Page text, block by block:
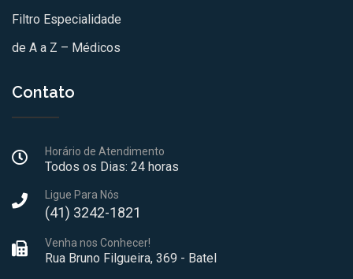
Filtro Especialidade
de A a Z – Médicos
Contato
Horário de Atendimento
Todos os Dias: 24 horas
Ligue Para Nós
(41) 3242-1821
Venha nos Conhecer!
Rua Bruno Filgueira, 369 - Batel